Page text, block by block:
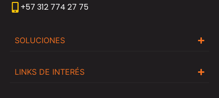
+57 312 774 27 75
SOLUCIONES
LINKS DE INTERÉS